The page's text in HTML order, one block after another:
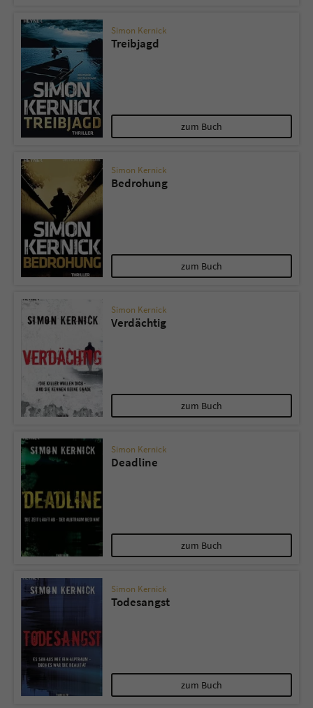
Simon Kernick
Treibjagd
zum Buch
Simon Kernick
Bedrohung
zum Buch
Simon Kernick
Verdächtig
zum Buch
Simon Kernick
Deadline
zum Buch
Simon Kernick
Todesangst
zum Buch